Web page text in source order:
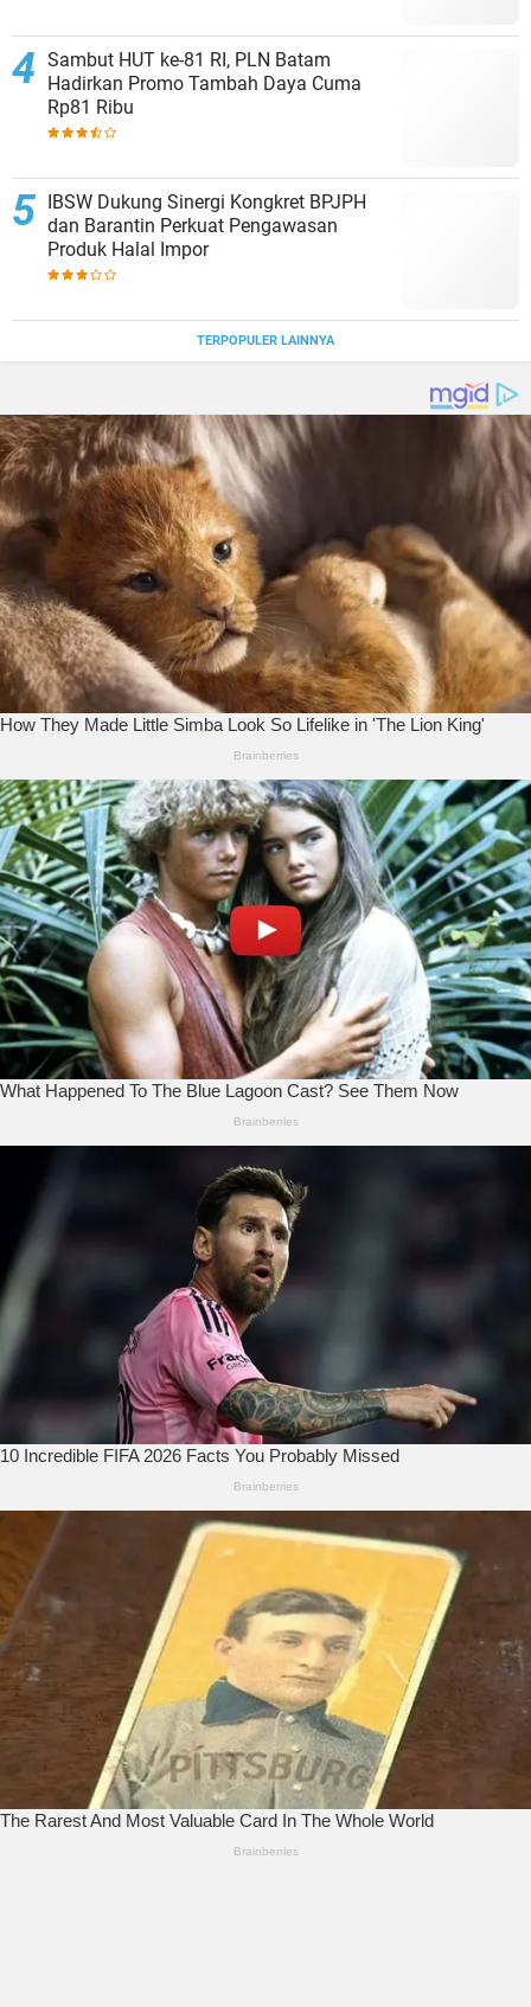
Sambut HUT ke-81 RI, PLN Batam
Hadirkan Promo Tambah Daya Cuma
Rp81 Ribu
IBSW Dukung Sinergi Kongkret BPJPH
dan Barantin Perkuat Pengawasan
Produk Halal Impor
TERPOPULER LAINNYA